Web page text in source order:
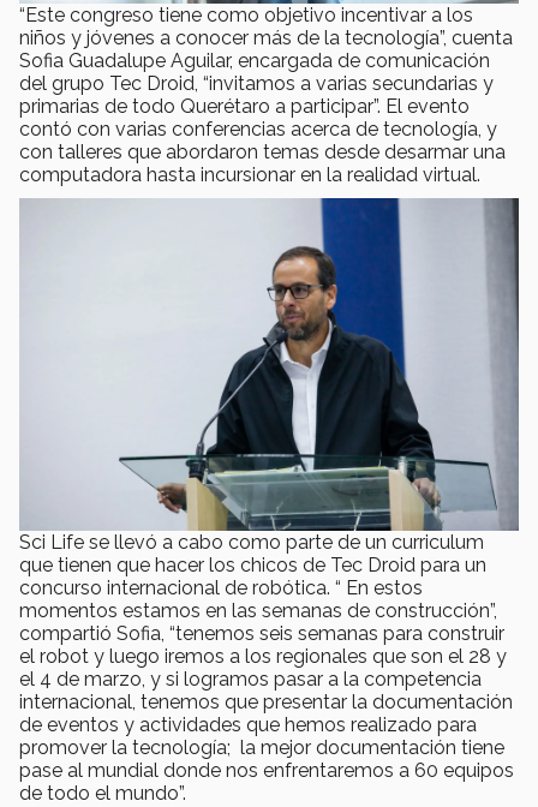
“Este congreso tiene como objetivo incentivar a los
niños y jóvenes a conocer más de la tecnología”, cuenta
Sofia Guadalupe Aguilar, encargada de comunicación
del grupo Tec Droid, “invitamos a varias secundarias y
primarias de todo Querétaro a participar”. El evento
contó con varias conferencias acerca de tecnología, y
con talleres que abordaron temas desde desarmar una
computadora hasta incursionar en la realidad virtual.
Sci Life se llevó a cabo como parte de un curriculum
que tienen que hacer los chicos de Tec Droid para un
concurso internacional de robótica. “ En estos
momentos estamos en las semanas de construcción”,
compartió Sofia, “tenemos seis semanas para construir
el robot y luego iremos a los regionales que son el 28 y
el 4 de marzo, y si logramos pasar a la competencia
internacional, tenemos que presentar la documentación
de eventos y actividades que hemos realizado para
promover la tecnología; la mejor documentación tiene
pase al mundial donde nos enfrentaremos a 60 equipos
de todo el mundo”.